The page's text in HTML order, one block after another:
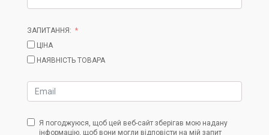
ЗАПИТАННЯ:
ЦІНА
НАЯВНІСТЬ ТОВАРА
Я погоджуюся, щоб цей веб-сайт зберігав мою надану
інформацію, щоб вони могли відповісти на мій запит